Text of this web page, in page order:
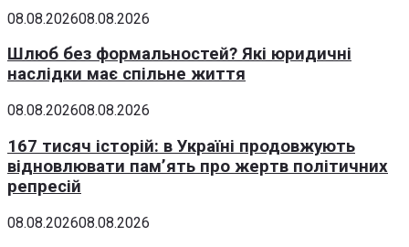
08.08.202608.08.2026
Шлюб без формальностей? Які юридичні
наслідки має спільне життя
08.08.202608.08.2026
167 тисяч історій: в Україні продовжують
відновлювати пам’ять про жертв політичних
репресій
08.08.202608.08.2026